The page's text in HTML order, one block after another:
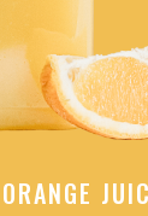
ORANGE